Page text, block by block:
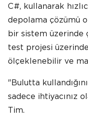
C#, kullanarak
depolama çözümü
bir sistem üzerinde
test projesi
ölçeklenebilir ve
"Bulutta
sadece ihtiyacınız
Tim.